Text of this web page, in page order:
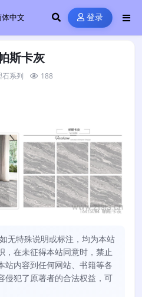
登录
斯卡灰
石系列 188
无特殊说明或标注，均为本站
，在未征得本站同意时，禁止
站内容到任何网站、书籍等各
侵犯了原著者的合法权益，可